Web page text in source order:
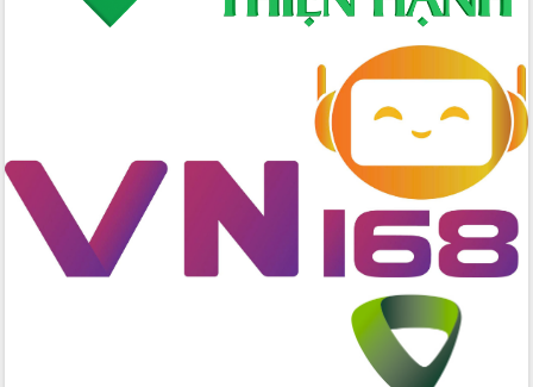
Đắk Lắk đẩy mạnh nuôi biển công
Đắk Lắk phát động hưởng ứng Ngày
Quyền của người tiêu dùng Việt Nam
2026
Đẩy mạnh cải cách hành chính, quyết
tâm đạt được mục tiêu tăng trưởng